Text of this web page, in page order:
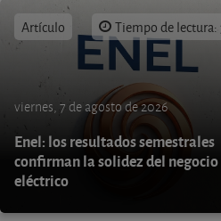
Artículo Tiempo de
viernes, 7 de agosto de 2026
Enel: los resultados semestrales
confirman la solidez del negocio
eléctrico